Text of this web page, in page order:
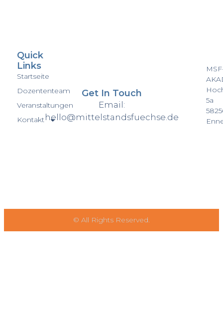
5a
Quick
Links
Startseite
Dozententeam
Veranstaltungen
Kontakt
Get In Touch
Email:
hello@mittelstandsfuechse.de
© All Rights Reserved.